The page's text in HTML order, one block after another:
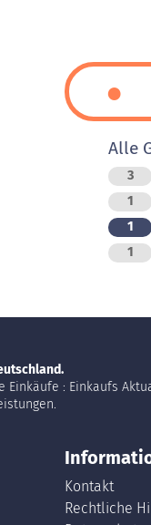
Alle
3
1
1
1
Einkäufe : Einkaufs
Kontakt
Rechtliche